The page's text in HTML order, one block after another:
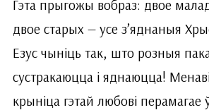
Гэта прыгожы вобраз: двое
двое старых — усе з’яднаныя
Езус чыніць так, што розныя
сустракаюцца і яднаюцца!
крыніца гэтай любові перамагае